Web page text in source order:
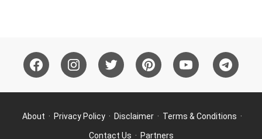
About Privacy Policy Disclaimer Terms & Conditions
Contact Us Partners